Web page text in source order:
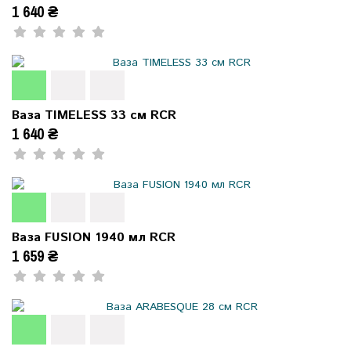
1 640 ₴
Ваза TIMELESS 33 см RCR
1 640 ₴
Ваза FUSION 1940 мл RCR
1 659 ₴